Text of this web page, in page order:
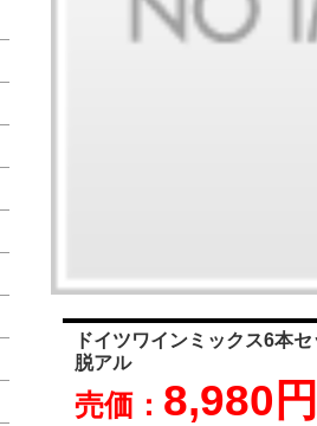
ドイツワインミックス6本
脱アル
売価： 8,980円